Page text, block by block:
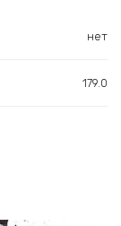
нет
179.0